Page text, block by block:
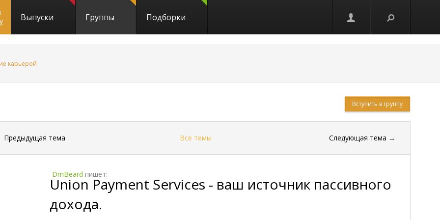
Выпуски Группы Подборки
карьерой
Вступить в группу
Предыдущая тема Все темы Следующая тема →
DmBeard пишет:
Union Payment Services - ваш источник пассивного
дохода.